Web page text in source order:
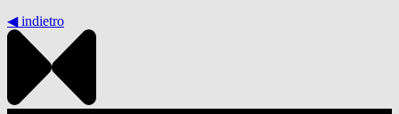
◀︎ indietro